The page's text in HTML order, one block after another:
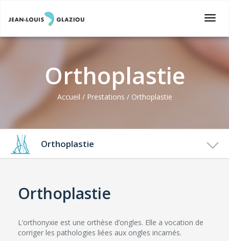
Orthoplastie
Accueil / Prestations / Orthoplastie
Orthoplastie
Posturologie
Réflexologie plantaire
Orthoplastie
L’orthonyxie est une orthèse d’ongles. Elle a vocation de
corriger les pathologies liées aux ongles incarnés.